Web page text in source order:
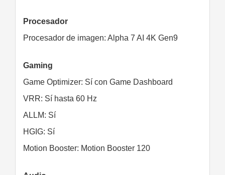
Procesador
Procesador de imagen: Alpha 7 AI 4K Gen9
Gaming
Game Optimizer: Sí con Game Dashboard
VRR: Sí hasta 60 Hz
ALLM: Sí
HGIG: Sí
Motion Booster: Motion Booster 120